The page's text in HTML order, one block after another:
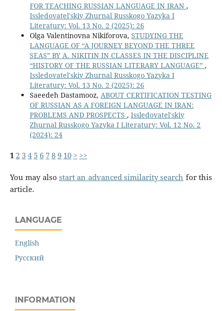
FOR TEACHING RUSSIAN LANGUAGE IN IRAN ,
Issledovatel'skiy Zhurnal Russkogo Yazyka I
Literatury: Vol. 13 No. 2 (2025): 26
Olga Valentinovna Nikiforova, STUDYING THE
LANGUAGE OF “A JOURNEY BEYOND THE THREE
SEAS” BY A. NIKITIN IN CLASSES IN THE DISCIPLINE
“HISTORY OF THE RUSSIAN LITERARY LANGUAGE” ,
Issledovatel'skiy Zhurnal Russkogo Yazyka I
Literatury: Vol. 13 No. 2 (2025): 26
Saeedeh Dastamooz, ABOUT CERTIFICATION TESTING
OF RUSSIAN AS A FOREIGN LANGUAGE IN IRAN:
PROBLEMS AND PROSPECTS , Issledovatel'skiy
Zhurnal Russkogo Yazyka I Literatury: Vol. 12 No. 2
(2024): 24
12 34 5 6 789 10 > >>
You may also start an advanced similarity search for this
article.
LANGUAGE
English
Русский
INFORMATION